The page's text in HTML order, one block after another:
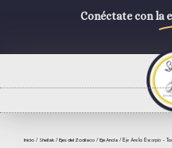
Conéctate con la
Inicio / Sheilak / Ejes del Zodiaco / Eje Ancla / Eje Ancla Escorpio –